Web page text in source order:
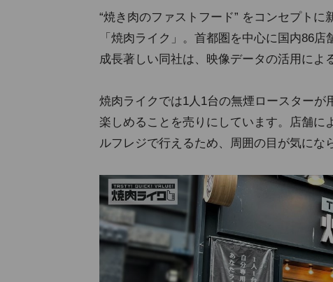
“焼き肉のファストフード” をコンセプト
「焼肉ライク」。首都圏を中心に国内86
成長著しい同社は、映像データの活用によ
焼肉ライクでは1人1台の無煙ロースター
楽しめることを売りにしています。店舗に
ルフレジで行えるため、周囲の目が気にな